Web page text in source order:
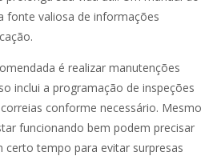
fonte valiosa de informações
é realizar manutenções
inclui a programação de inspeções
conforme necessário. Mesmo
funcionando bem podem precisar
certo tempo para evitar surpresas